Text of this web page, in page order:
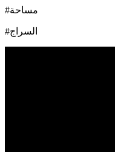
#مساحة
#السراج